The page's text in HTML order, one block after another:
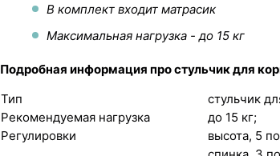
В комплект входит матрасик
Максимальная нагрузка - до 15 кг
Подробная информация про стульчик для
Тип
стульчик
Рекомендуемая нагрузка
до 15 кг;
Регулировки
высота, 5